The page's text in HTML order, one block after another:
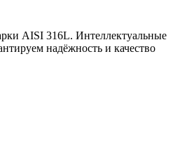
AISI 316L. Интеллектуальные
надёжность и качество